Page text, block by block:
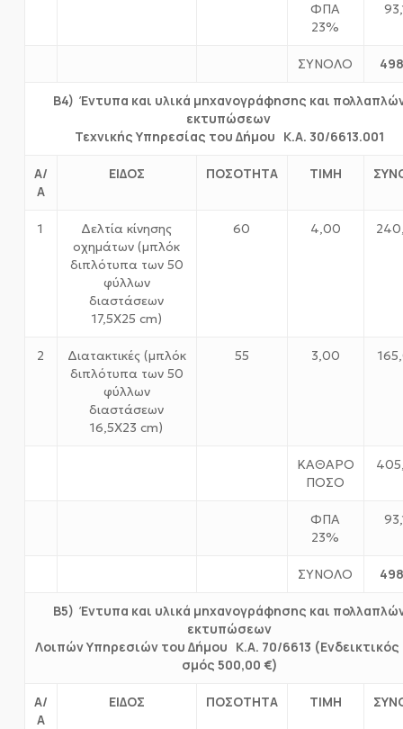
ΦΠΑ
23%
ΣΥΝΟΛΟ
Β4) Έντυπα και υλικά μηχανογράφησης και
εκτυπώσεων
Τεχνικής Υπηρεσίας του Δήμου Κ.Α. 30/6613.001
Α/
Α
ΕΙΔΟΣ ΠΟΣΟΤΗΤΑ ΤΙΜΗ
1
Δελτία κίνησης
οχημάτων (μπλόκ
διπλότυπα των 50
φύλλων
διαστάσεων
17,5Χ25 cm)
60 4,00
2
Διατακτικές (μπλόκ
διπλότυπα των 50
φύλλων
διαστάσεων
16,5Χ23 cm)
55 3,00
ΚΑΘΑΡΟ
ΠΟΣΟ
ΦΠΑ
23%
ΣΥΝΟΛΟ
Β5) Έντυπα και υλικά μηχανογράφησης και
εκτυπώσεων
Λοιπών Υπηρεσιών του Δήμου Κ.Α. 70/6613
σμός 500,00 €)
Α/
Α
ΕΙΔΟΣ ΠΟΣΟΤΗΤΑ ΤΙΜΗ